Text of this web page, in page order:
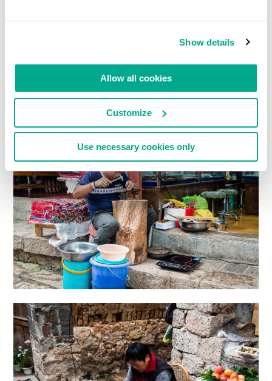
Show details
Allow all cookies
Customize
Use necessary cookies only